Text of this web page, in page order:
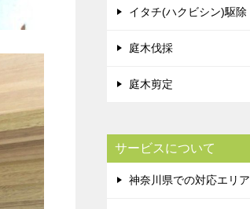
イタチ(ハクビシン)駆除
庭木伐採
庭木剪定
サービスについて
神奈川県での対応エリア